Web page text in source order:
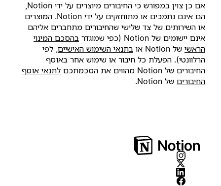
הם אינם נתמכים או מתוחזקים על ידי Notion. המוצרים
או השירותים של צד שלישי שהחיבורים מתחברים אליהם
אינם יישומים של Notion (כפי שמוגדר‏
בהסכם המינוי
הראשי של Notion או בתנאי השימוש האישיים , לפי
הרלוונטי). הפעלת כל חיבור או שימוש אחר באוסף
החיבורים של Notion מהווים את הסכמתכם
לתנאי אוסף
החיבורים של Notion.